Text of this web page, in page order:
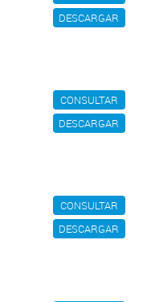
DESCARGAR
CONSULTAR
DESCARGAR
CONSULTAR
DESCARGAR